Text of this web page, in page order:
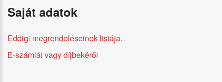
Saját adatok
Eddigi megrendeléseinek listája.
E-számlái vagy díjbekérői